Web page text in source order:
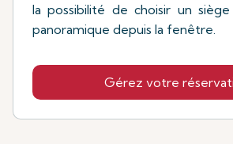
la possibilité de choisir un
panoramique depuis la fenêtre.
Gérez votre